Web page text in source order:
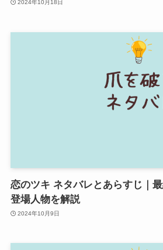
2024年10月18日
恋のツキ ネタバレとあらすじ｜
登場人物を解説
2024年10月9日